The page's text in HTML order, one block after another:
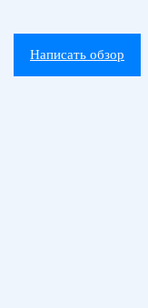
Написать обзор